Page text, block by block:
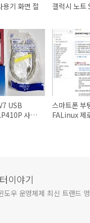
용기 화면 절
갤럭시 노트
USB
사용
스마트폰 부
FALinux 제
이야기
도우 운영체제 최신 트랜드